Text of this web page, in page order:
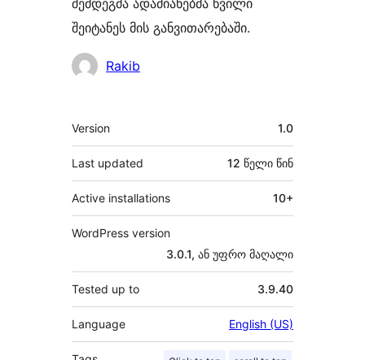
შემდეგმა ადამიანებმა წვილი
შეიტანეს მის განვითარებაში.
მონაწილეები
Rakib
მეტა
Version 1.0
Last updated 12 წელი წინ
Active installations 10+
WordPress version
3.0.1, ან უფრო მაღალი
Tested up to 3.9.40
Language English (US)